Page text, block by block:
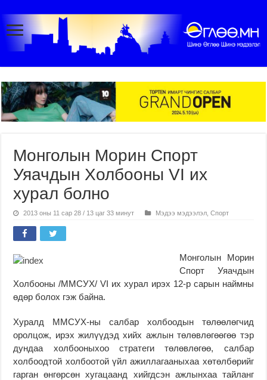
Монголын Морин Спорт
Уяачдын Холбооны VI их
хурал болно
2013 оны 11 сар 28 / 13 цаг 33 минут Мэдээ мэдээлэл ,Спорт
Монголын Морин
Спорт Уяачдын
Холбооны /ММСУХ/ VI их хурал ирэх 12-р сарын наймны
өдөр болох гэж байна.
Хуралд ММСУХ-ны салбар холбоодын төлөөлөгчид
оролцож, ирэх жилүүдэд хийх ажлын төлөвлөгөөгөө тэр
дундаа холбооныхоо стратеги төлөвлөгөө, салбар
холбоодтой холбоотой үйл ажиллагааныхаа хөтөлбөрийг
гарган өнгөрсөн хугацаанд хийгдсэн ажлынхаа тайланг